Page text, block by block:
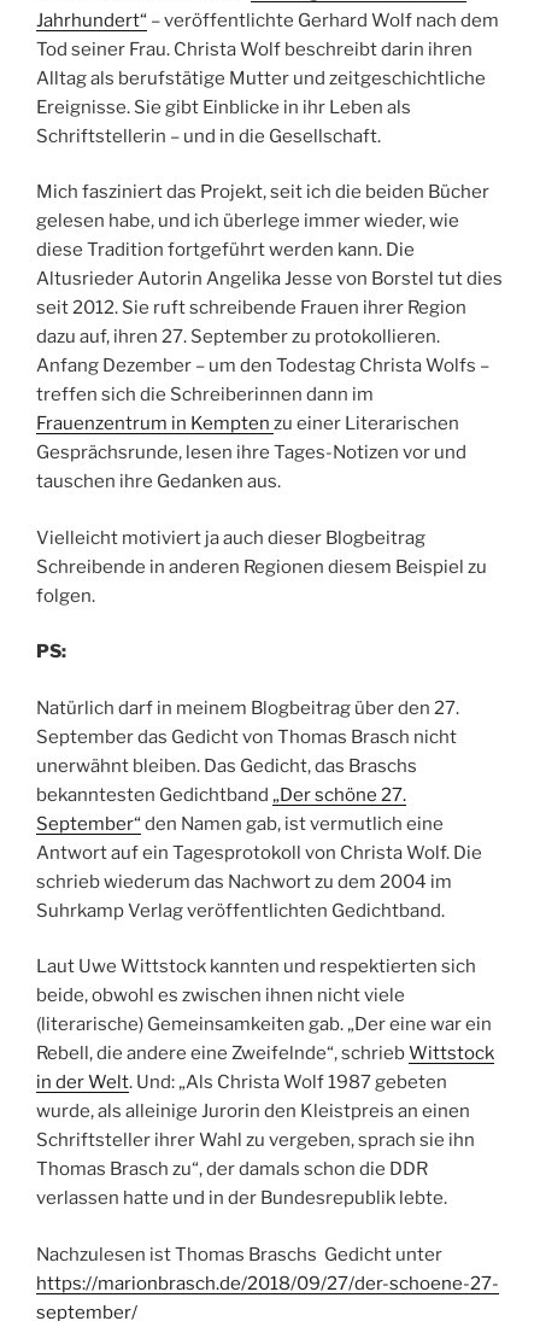
der Jahre 2001 bis 2011 –„Ein Tag im Jahr im neuen
Jahrhundert“– veröffentlichte Gerhard Wolf nach dem
Tod seiner Frau. Christa Wolf beschreibt darin ihren
Alltag als berufstätige Mutter und zeitgeschichtliche
Ereignisse. Sie gibt Einblicke in ihr Leben als
Mich fasziniert das Projekt, seit ich die beiden Bücher
gelesen habe, und ich überlege immer wieder, wie
diese Tradition fortgeführt werden kann. Die
Altusrieder Autorin Angelika Jesse von Borstel tut dies
seit 2012. Sie ruft schreibende Frauen ihrer Region
dazu auf, ihren 27. September zu protokollieren.
Anfang Dezember – um den Todestag Christa Wolfs –
treffen sich die Schreiberinnen dann im
Frauenzentrum in Kempten zu einer Literarischen
Gesprächsrunde, lesen ihre Tages-Notizen vor und
Vielleicht motiviert ja auch dieser Blogbeitrag
Schreibende in anderen Regionen diesem Beispiel zu
Natürlich darf in meinem Blogbeitrag über den 27.
September das Gedicht von Thomas Brasch nicht
unerwähnt bleiben. Das Gedicht, das Braschs
bekanntesten Gedichtband„Der schöne 27.
September“den Namen gab, ist vermutlich eine
Antwort auf ein Tagesprotokoll von Christa Wolf. Die
schrieb wiederum das Nachwort zu dem 2004 im
Laut Uwe Wittstock kannten und respektierten sich
beide, obwohl es zwischen ihnen nicht viele
(literarische) Gemeinsamkeiten gab. „Der eine war ein
Rebell, die andere eine Zweifelnde“, schriebWittstock
in der Welt. Und: „Als Christa Wolf 1987 gebeten
wurde, als alleinige Jurorin den Kleistpreis an einen
Schriftsteller ihrer Wahl zu vergeben, sprach sie ihn
Thomas Brasch zu“, der damals schon die DDR
Nachzulesen ist Thomas Braschs Gedicht unter
https://marionbrasch.de/2018/09/27/der-schoene-27-